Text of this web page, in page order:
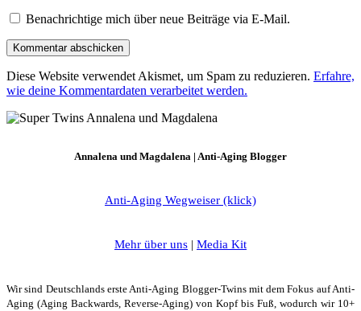
Benachrichtige mich über neue Beiträge via E-Mail.
Diese Website verwendet Akismet, um Spam zu reduzieren. Erfahre,
wie deine Kommentardaten verarbeitet werden.
Annalena und Magdalena | Anti-Aging Blogger
Anti-Aging Wegweiser (klick)
Mehr über uns | Media Kit
Wir sind Deutschlands erste Anti-Aging Blogger-Twins mit dem Fokus auf Anti-
Aging (Aging Backwards, Reverse-Aging) von Kopf bis Fuß, wodurch wir 10+